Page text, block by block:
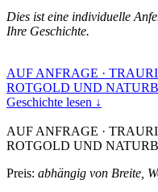
Dies ist eine individuelle
Ihre Geschichte.
AUF ANFRAGE ·
ROTGOLD UND
Geschichte lesen ↓
AUF ANFRAGE ·
ROTGOLD UND
Preis: abhängig von Breite,